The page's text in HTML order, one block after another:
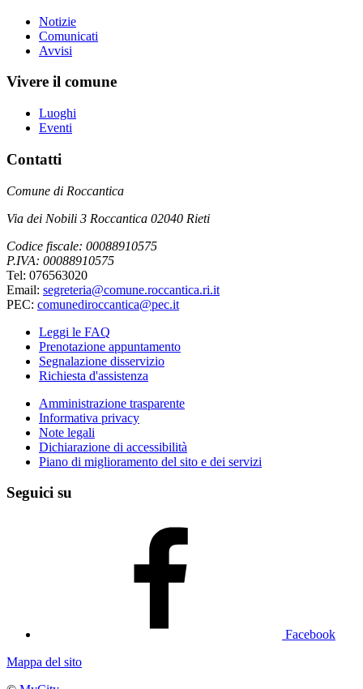
Notizie
Comunicati
Avvisi
Vivere il comune
Luoghi
Eventi
Contatti
Comune di Roccantica
Via dei Nobili 3 Roccantica 02040 Rieti
Codice fiscale: 00088910575
P.IVA: 00088910575
Tel: 076563020
Email: segreteria@comune.roccantica.ri.it
PEC: comunediroccantica@pec.it
Leggi le FAQ
Prenotazione appuntamento
Segnalazione disservizio
Richiesta d'assistenza
Amministrazione trasparente
Informativa privacy
Note legali
Dichiarazione di accessibilità
Piano di miglioramento del sito e dei servizi
Seguici su
Facebook
Mappa del sito